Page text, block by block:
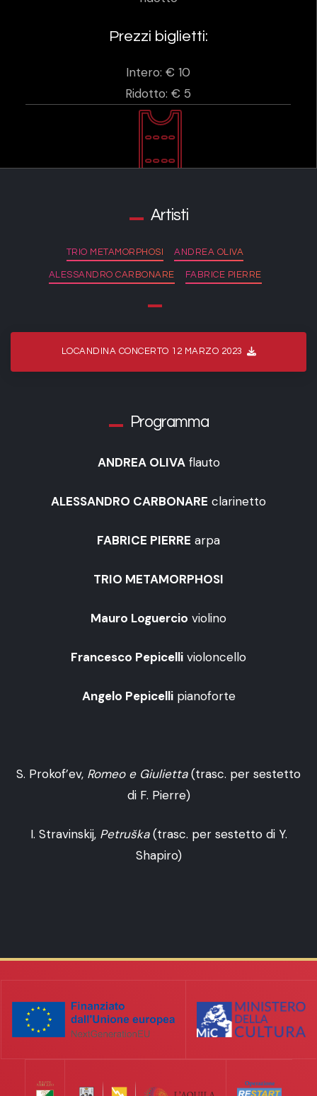
Prezzi biglietti:
Intero: € 10
Ridotto: € 5
Artisti
TRIO METAMORPHOSI ANDREA OLIVA
ALESSANDRO CARBONARE FABRICE PIERRE
LOCANDINA CONCERTO 12 MARZO 2023
Programma
ANDREA OLIVAflauto
ALESSANDRO CARBONARE clarinetto
FABRICE PIERRE arpa
TRIO METAMORPHOSI
Mauro Loguercio violino
Francesco Pepicelli violoncello
Angelo Pepicellipianoforte
S. Prokof’ev, Romeo e Giulietta(trasc. per sestetto
di F. Pierre)
I. Stravinskij, Petruška(trasc. per sestetto di Y.
Shapiro)